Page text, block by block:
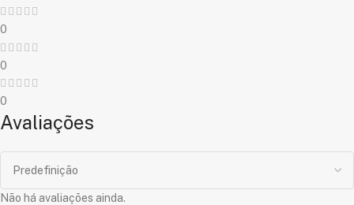
0
0
0
Avaliações
Não há avaliações ainda.